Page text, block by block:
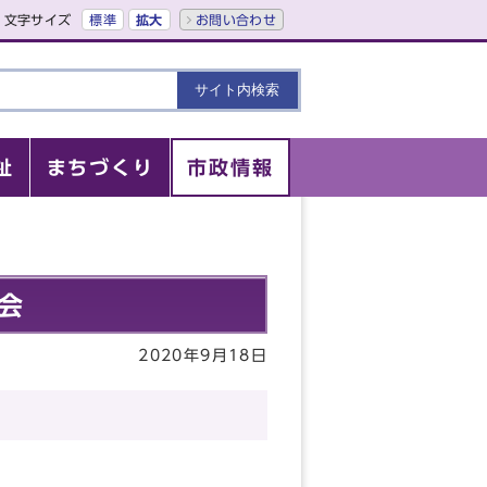
文字サイズ 標準 拡大 お問い合わせ
まちづくり 市政情報
2020年9月18日